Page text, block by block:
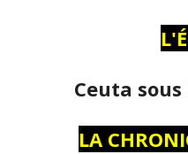
Ceuta
LA